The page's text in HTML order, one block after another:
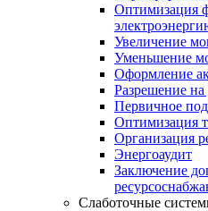
Оптимизация
Увеличение
Уменьшение
Оформление
Разрешение на
Первичное
Оптимизация
Организация
Энергоаудит
Заключение
Слаботочные